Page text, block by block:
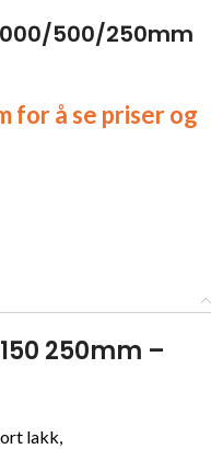
500/250mm
for å se priser og
250mm –
lakk,